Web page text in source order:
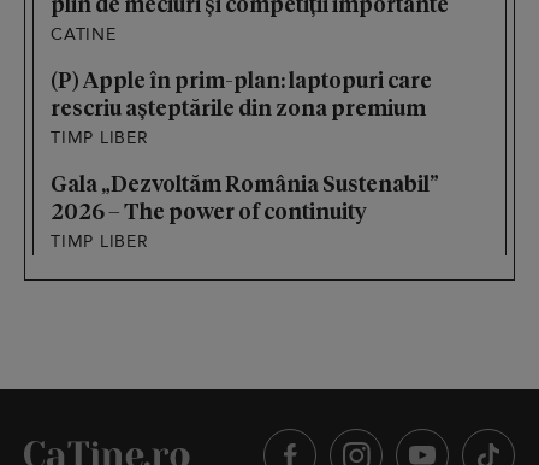
CATINE
(P) Apple în prim-plan: laptopuri care
rescriu așteptările din zona premium
TIMP LIBER
Gala „Dezvoltăm România Sustenabil”
2026 – The power of continuity
TIMP LIBER